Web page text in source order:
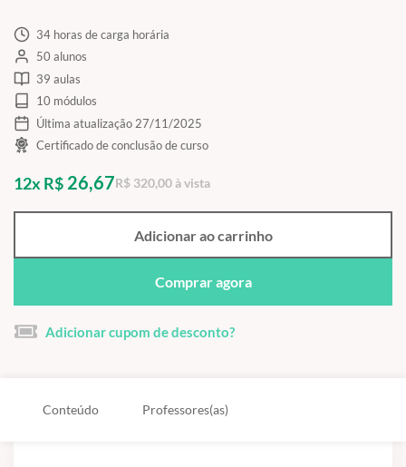
34 horas de carga horária
50 alunos
39 aulas
10 módulos
Última atualização 27/11/2025
Certificado de conclusão de curso
12x R$ 26,67R$ 320,00 à vista
Adicionar ao carrinho
Comprar agora
Adicionar cupom de desconto?
Conteúdo Professores(as)